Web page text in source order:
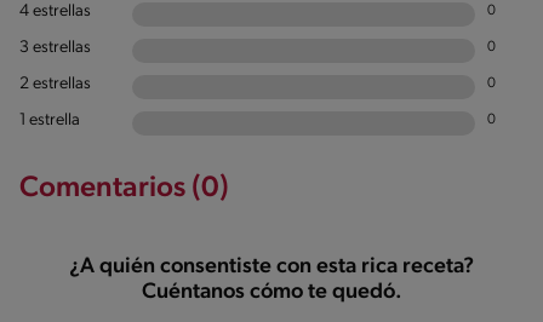
4 estrellas 0
3 estrellas 0
2 estrellas 0
1 estrella 0
Comentarios (0)
¿A quién consentiste con esta rica receta?
Cuéntanos cómo te quedó.